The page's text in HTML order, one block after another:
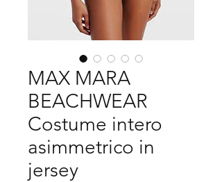
MAX MARA
BEACHWEAR
Costume intero
asimmetrico in
jersey